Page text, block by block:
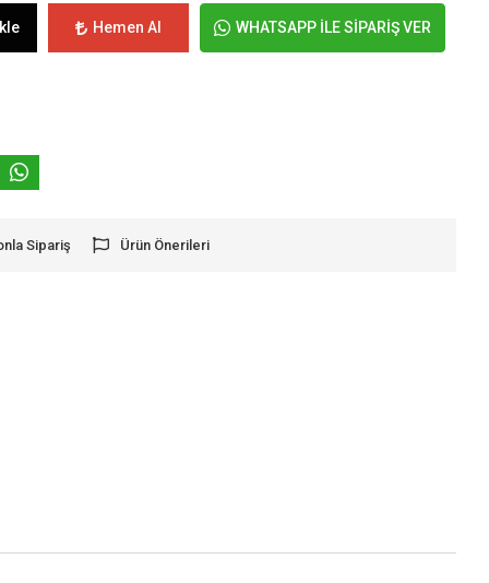
Hemen Al WHATSAPP İLE SİPARİŞ VER
Sipariş Ürün Önerileri